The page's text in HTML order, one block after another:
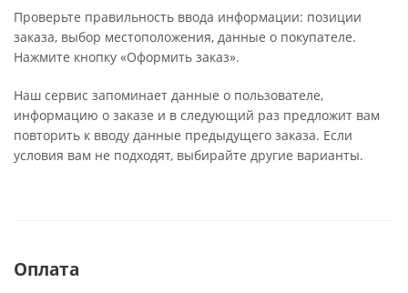
Проверьте правильность ввода информации: позиции
заказа, выбор местоположения, данные о покупателе.
Нажмите кнопку «Оформить заказ».
Наш сервис запоминает данные о пользователе,
информацию о заказе и в следующий раз предложит вам
повторить к вводу данные предыдущего заказа. Если
условия вам не подходят, выбирайте другие варианты.
Оплата